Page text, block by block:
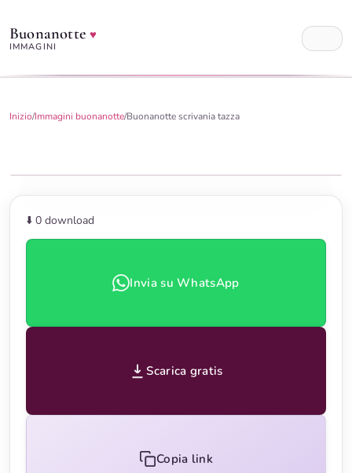
Buonanotte♥
IMMAGINI
Inizio/Immagini buonanotte/Buonanotte scrivania tazza
⬇️ 0 download
Invia su WhatsApp
Scarica gratis
Copia link